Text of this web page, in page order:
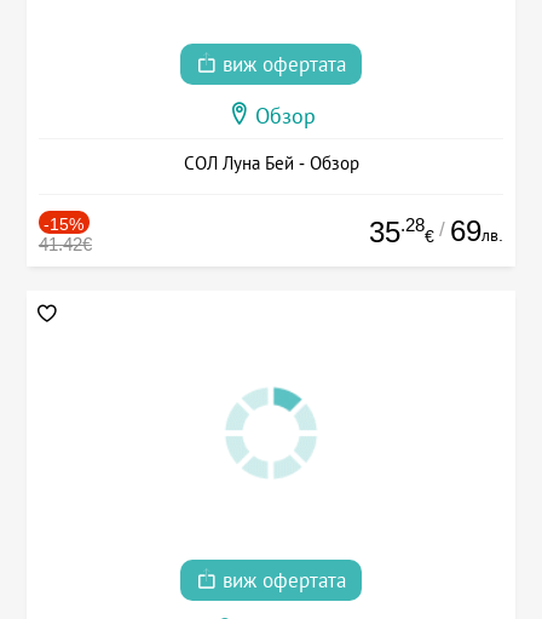
виж офертата
Обзор
СОЛ Луна Бей - Обзор
-15%
41.42€ 35.28
€ / 69лв.
виж офертата